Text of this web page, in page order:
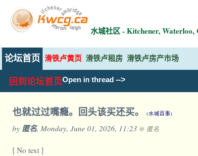
水城社区 - Kitchener,
论坛首页 滑铁卢黄页 滑铁卢租房 滑铁卢房产市场
回到论坛首页Open in thread -->
也就过过嘴瘾。回头该买还买。 (水城百事)
by 匿名, Monday, June 01, 2026, 11:23 @ 匿名
[ No text ]